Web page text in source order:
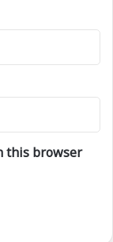
this browser